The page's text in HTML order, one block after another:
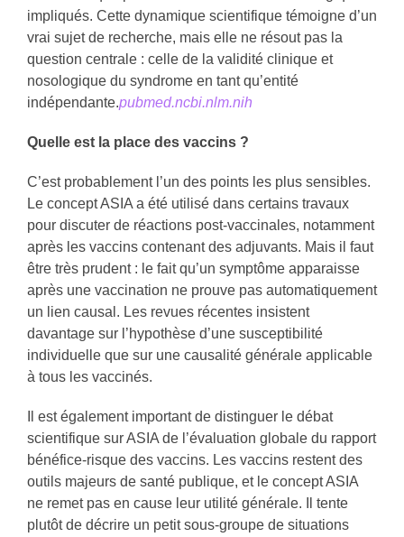
impliqués. Cette dynamique scientifique témoigne d’un
vrai sujet de recherche, mais elle ne résout pas la
question centrale : celle de la validité clinique et
nosologique du syndrome en tant qu’entité
indépendante.pubmed.ncbi.nlm.nih
Quelle est la place des vaccins ?
C’est probablement l’un des points les plus sensibles.
Le concept ASIA a été utilisé dans certains travaux
pour discuter de réactions post-vaccinales, notamment
après les vaccins contenant des adjuvants. Mais il faut
être très prudent : le fait qu’un symptôme apparaisse
après une vaccination ne prouve pas automatiquement
un lien causal. Les revues récentes insistent
davantage sur l’hypothèse d’une susceptibilité
individuelle que sur une causalité générale applicable
à tous les vaccinés.
Il est également important de distinguer le débat
scientifique sur ASIA de l’évaluation globale du rapport
bénéfice-risque des vaccins. Les vaccins restent des
outils majeurs de santé publique, et le concept ASIA
ne remet pas en cause leur utilité générale. Il tente
plutôt de décrire un petit sous-groupe de situations